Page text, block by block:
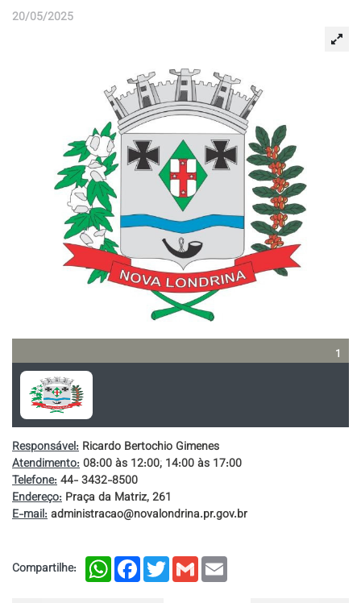
20/05/2025
1
Responsável: Ricardo Bertochio Gimenes
Atendimento:08:00 às 12:00; 14:00 às 17:00
Telefone:44- 3432-8500
Endereço: Praça da Matriz, 261
E-mail:administracao@novalondrina.pr.gov.br
Compartilhe: WhatsAppFacebookTwitterGmail